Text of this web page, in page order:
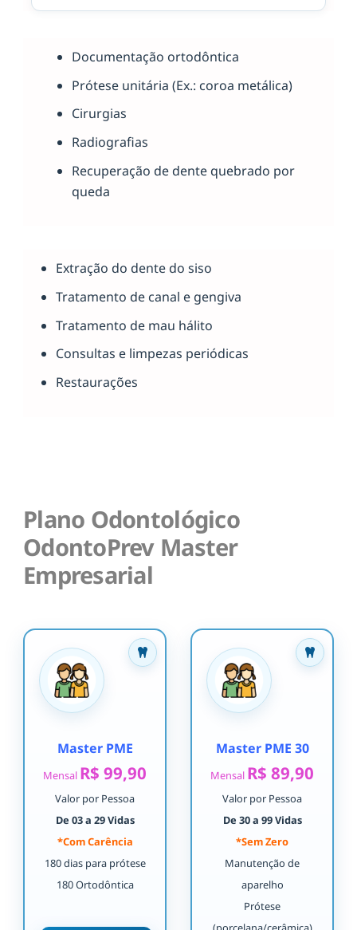
Documentação ortodôntica
Prótese unitária (Ex.: coroa metálica)
Cirurgias
Radiografias
Recuperação de dente quebrado por
queda
Extração do dente do siso
Tratamento de canal e gengiva
Tratamento de mau hálito
Consultas e limpezas periódicas
Restaurações
Plano Odontológico
OdontoPrev Master
Empresarial
Master PME
Mensal R$ 99,90
Valor por Pessoa
De 03 a 29 Vidas
*Com Carência
180 dias para prótese
180 Ortodôntica
Master PME 30
Mensal R$ 89,90
Valor por Pessoa
De 30 a 99 Vidas
*Sem Zero
Manutenção de
aparelho
Prótese